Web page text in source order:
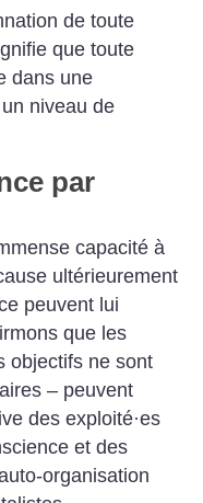
de toute
que toute
dans une
niveau de
par
capacité à
ultérieurement
peuvent lui
que les
objectifs ne sont
– peuvent
des exploité·es
et des
organisation